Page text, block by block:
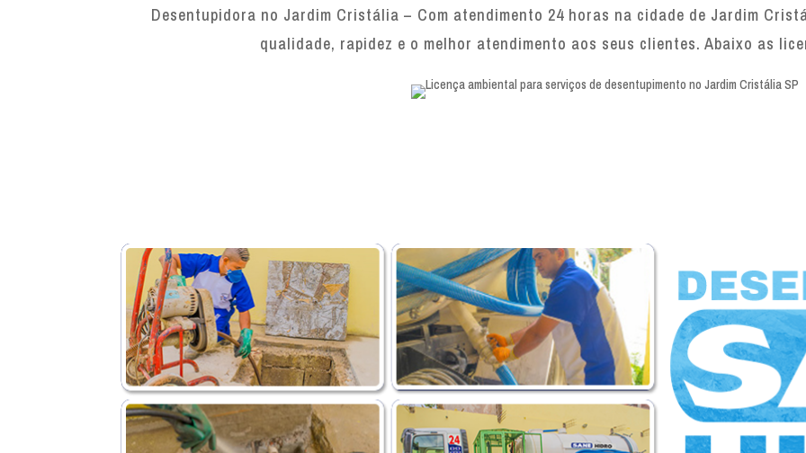
Desentupidora no Jardim Cristália – Com atendimento 24 horas na cidade de Jardim
qualidade, rapidez e o melhor atendimento aos seus clientes. Abaixo as